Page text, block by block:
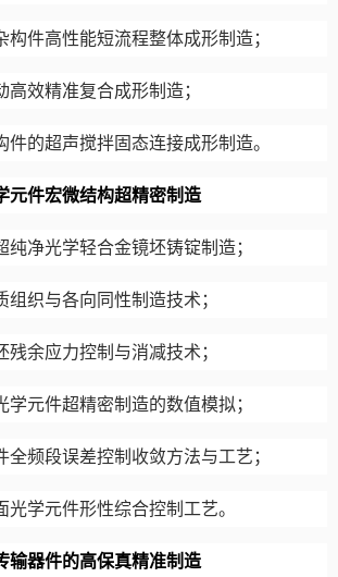
构件高性能短流程整体成形制造；
高效精准复合成形制造；
件的超声搅拌固态连接成形制造。
元件宏微结构超精密制造
纯净光学轻合金镜坯铸锭制造；
组织与各向同性制造技术；
残余应力控制与消减技术；
学元件超精密制造的数值模拟；
全频段误差控制收敛方法与工艺；
光学元件形性综合控制工艺。
输器件的高保真精准制造